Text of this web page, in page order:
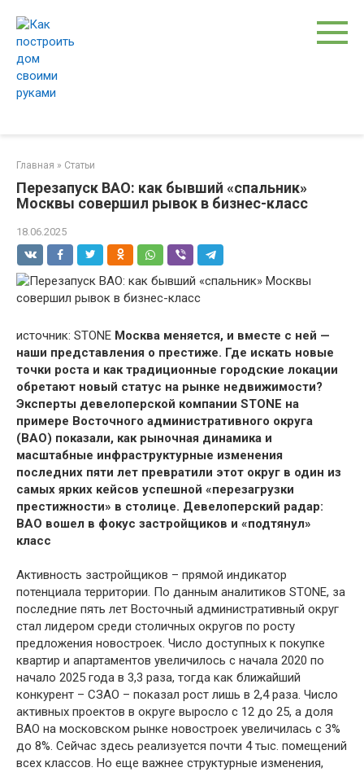
контенту
Главная » Статьи
Перезапуск ВАО: как бывший «спальник»
Москвы совершил рывок в бизнес-класс
18.06.2025
источник: STONE Москва меняется, и вместе с ней —
наши представления о престиже. Где искать новые
точки роста и как традиционные городские локации
обретают новый статус на рынке недвижимости?
Эксперты девелоперской компании STONE на
примере Восточного административного округа
(ВАО) показали, как рыночная динамика и
масштабные инфраструктурные изменения
последних пяти лет превратили этот округ в один из
самых ярких кейсов успешной «перезагрузки
престижности» в столице. Девелоперский радар:
ВАО вошел в фокус застройщиков и «подтянул»
класс
Активность застройщиков – прямой индикатор
потенциала территории. По данным аналитиков STONE, за
последние пять лет Восточный административный округ
стал лидером среди столичных округов по росту
предложения новостроек. Число доступных к покупке
квартир и апартаментов увеличилось с начала 2020 по
начало 2025 года в 3,3 раза, тогда как ближайший
конкурент – СЗАО – показал рост лишь в 2,4 раза. Число
активных проектов в округе выросло с 12 до 25, а доля
ВАО на московском рынке новостроек увеличилась с 3%
до 8%. Сейчас здесь реализуется почти 4 тыс. помещений
всех классов. Но еще важнее структурные изменения,